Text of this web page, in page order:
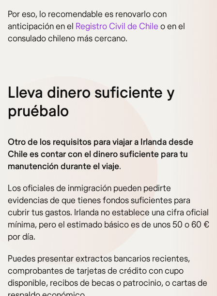
Por eso, lo recomendable es renovarlo con
anticipación en el Registro Civil de Chile o en el
consulado chileno más cercano.
Lleva dinero suficiente y
pruébalo
Otro de los requisitos para viajar a Irlanda desde
Chile es contar con el dinero suficiente para tu
manutención durante el viaje.
Los oficiales de inmigración pueden pedirte
evidencias de que tienes fondos suficientes para
cubrir tus gastos. Irlanda no establece una cifra oficial
mínima, pero el estimado básico es de unos 50 o 60 €
por día.
Puedes presentar extractos bancarios recientes,
comprobantes de tarjetas de crédito con cupo
disponible, recibos de becas o patrocinio, o cartas de